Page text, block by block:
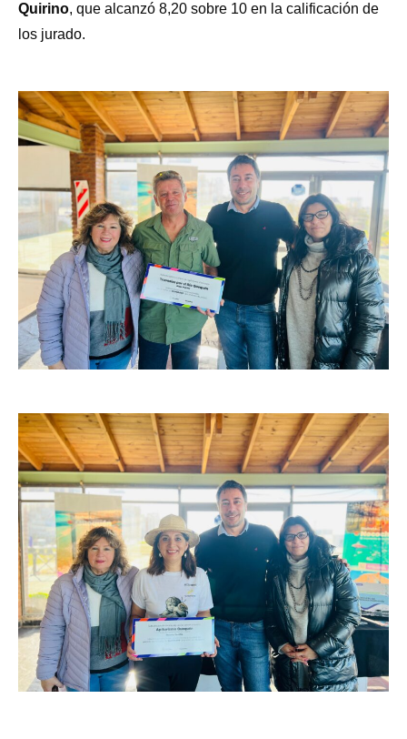
Quirino, que alcanzó 8,20 sobre 10 en la calificación de
los jurado.